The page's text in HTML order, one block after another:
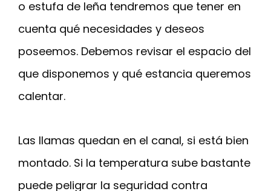
o estufa de leña tendremos que tener en
cuenta qué necesidades y deseos
poseemos. Debemos revisar el espacio del
que disponemos y qué estancia queremos
calentar.
Las llamas quedan en el canal, si está bien
montado. Si la temperatura sube bastante
puede peligrar la seguridad contra